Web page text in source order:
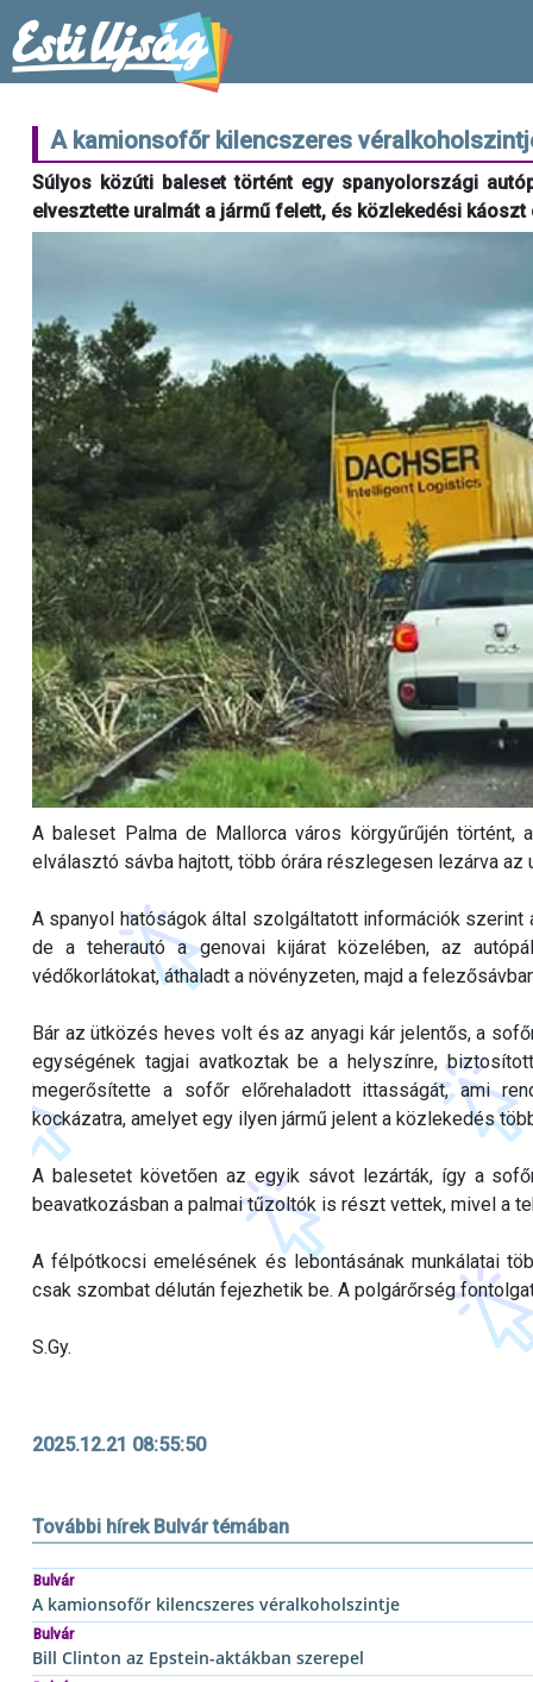
A kamionsofőr kilencszeres
Súlyos közúti baleset történt egy spanyolországi
elvesztette uralmát a jármű felett, és közlekedési káoszt
A baleset Palma de Mallorca város körgyűrűjén történt,
elválasztó sávba hajtott, több órára részlegesen lezárva az
A spanyol hatóságok által szolgáltatott információk
de a teherautó a genovai kijárat közelében, az
védőkorlátokat, áthaladt a növényzeten, majd a
Bár az ütközés heves volt és az anyagi kár jelentős, a
egységének tagjai avatkoztak be a helyszínre,
megerősítette a sofőr előrehaladott ittasságát, ami
kockázatra, amelyet egy ilyen jármű jelent a közlekedés
A balesetet követően az egyik sávot lezárták, így a
beavatkozásban a palmai tűzoltók is részt vettek, mivel a
A félpótkocsi emelésének és lebontásának munkálatai
csak szombat délután fejezhetik be. A polgárőrség
S.Gy.
2025.12.21 08:55:50
További hírek Bulvár témában
Bulvár
A kamionsofőr kilencszeres véralkoholszintje
Bulvár
Bill Clinton az Epstein-aktákban szerepel